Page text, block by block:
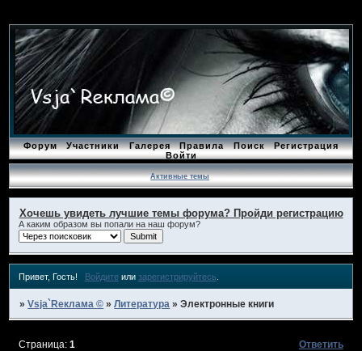
Форум Участники Галерея Правила Поиск
Регистрация
Войти
Активные темы
Хочешь увидеть лучшие темы форума? Пройди регистрацию
А каким образом вы попали на наш форум?
Привет, Гость! Войдитеили зарегистрируйтесь
»Vsja`Rеклама © »Литература »Электронные книги
Страница:1 Ответить